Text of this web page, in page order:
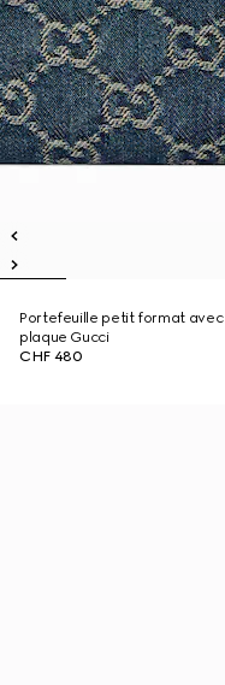
Portefeuille petit format avec
plaque Gucci
CHF 480